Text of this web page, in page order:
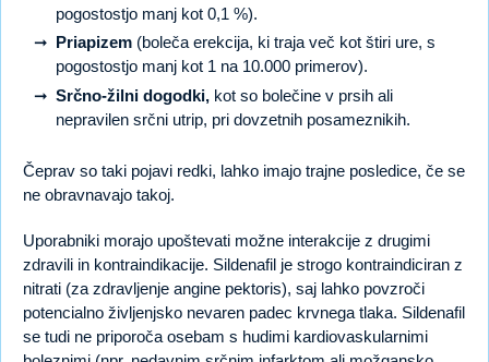
pogostostjo manj kot 0,1 %).
Priapizem (boleča erekcija, ki traja več kot štiri ure, s
pogostostjo manj kot 1 na 10.000 primerov).
Srčno-žilni dogodki, kot so bolečine v prsih ali
nepravilen srčni utrip, pri dovzetnih posameznikih.
Čeprav so taki pojavi redki, lahko imajo trajne posledice, če se
ne obravnavajo takoj.
Uporabniki morajo upoštevati možne interakcije z drugimi
zdravili in kontraindikacije. Sildenafil je strogo kontraindiciran z
nitrati (za zdravljenje angine pektoris), saj lahko povzroči
potencialno življenjsko nevaren padec krvnega tlaka. Sildenafil
se tudi ne priporoča osebam s hudimi kardiovaskularnimi